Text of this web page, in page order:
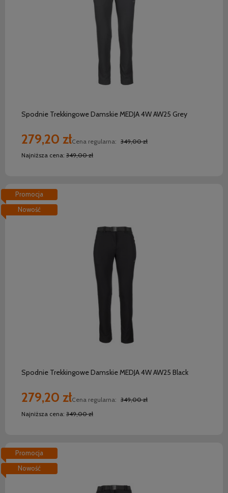
Spodnie Trekkingowe Damskie MEDJA 4W AW25 Grey
279,20 złCena regularna: 349,00 zł
Najniższa cena: 349,00 zł
do koszyka
Spodnie Trekkingowe Damskie MEDJA 4W AW25 Black
279,20 złCena regularna: 349,00 zł
Najniższa cena: 349,00 zł
do koszyka
Promocja
Nowość
Promocja
Nowość